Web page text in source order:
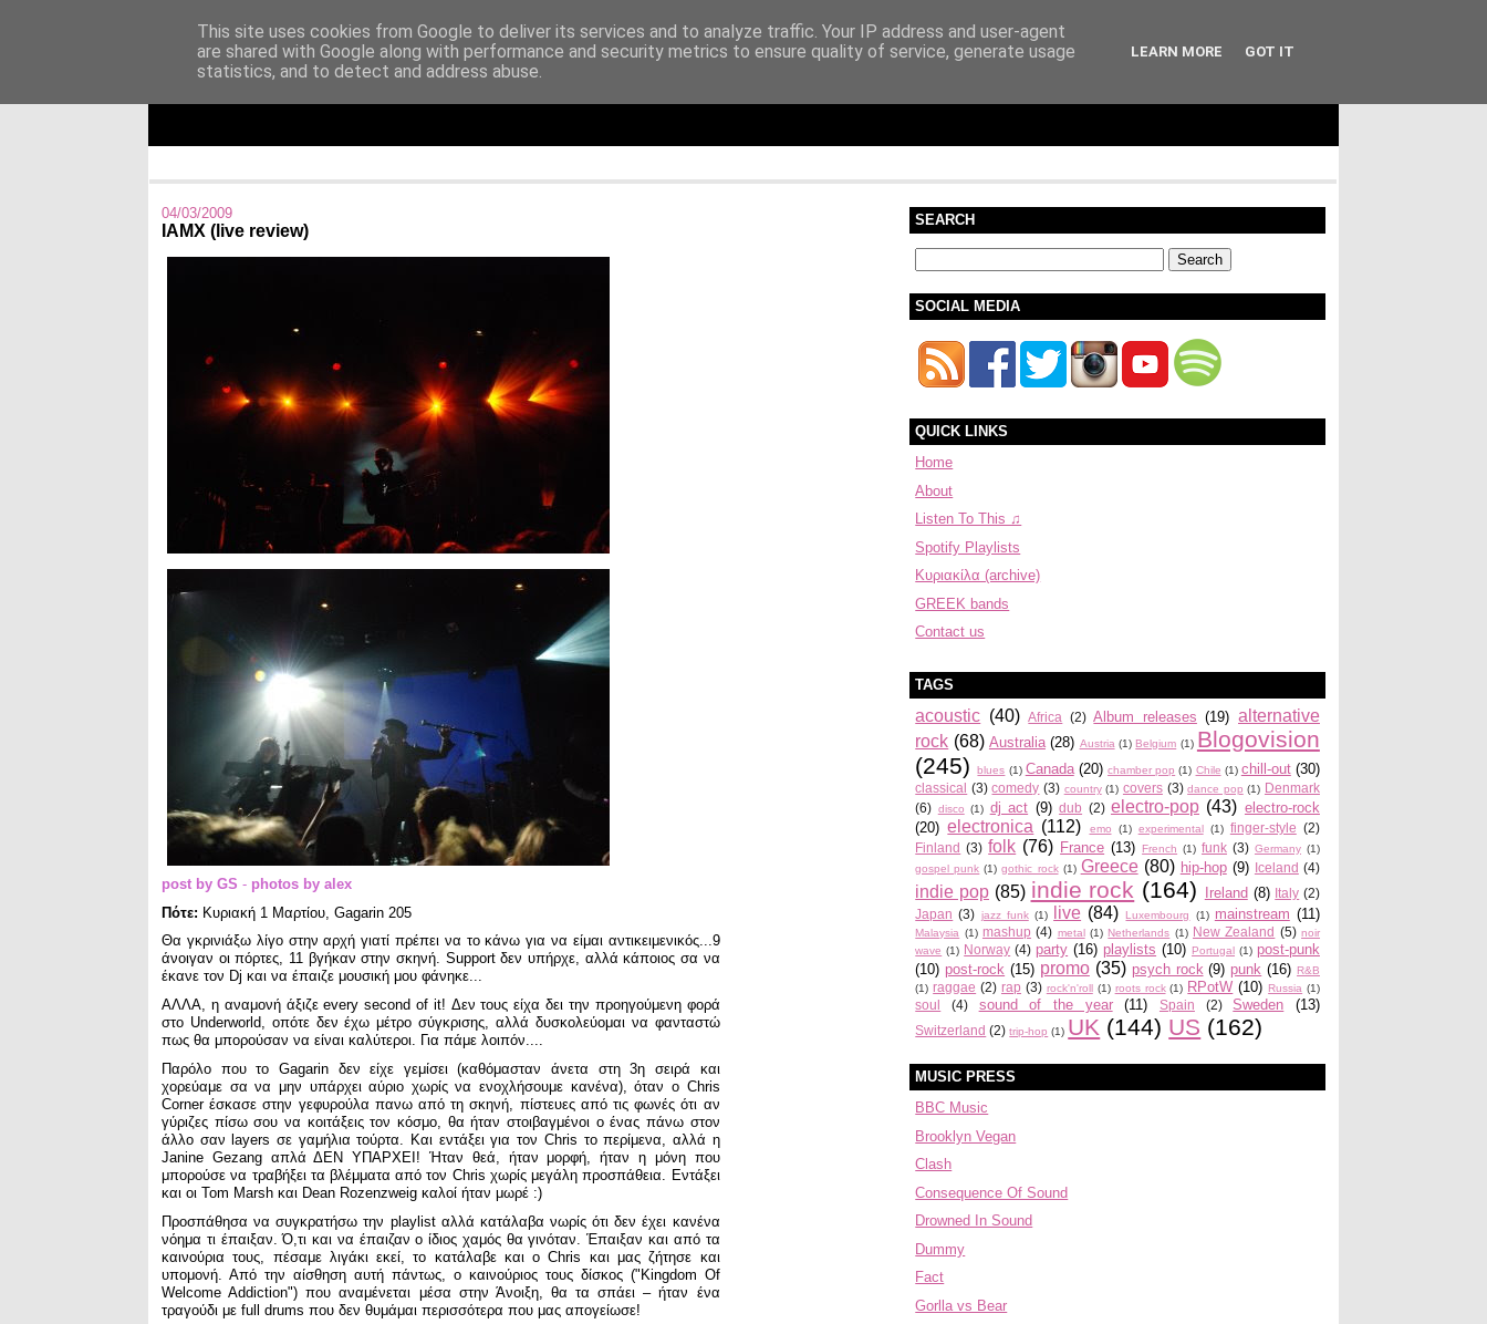
Άκου αυτό ♫
04/03/2009
IAMX (live review)
post by GS - photos by alex
Πότε: Κυριακή 1 Μαρτίου, Gagarin 205
Θα γκρινιάξω λίγο στην αρχή γιατί πρέπει να το κάνω για να είμαι αντικειμενικός...9
άνοιγαν οι πόρτες, 11 βγήκαν στην σκηνή. Support δεν υπήρχε, αλλά κάποιος σα να
έκανε τον Dj και να έπαιζε μουσική μου φάνηκε...
ΑΛΛΑ, η αναμονή άξιζε every second of it! Δεν τους είχα δει την προηγούμενη φορά
στο Underworld, οπότε δεν έχω μέτρο σύγκρισης, αλλά δυσκολεύομαι να φανταστώ
πως θα μπορούσαν να είναι καλύτεροι. Για πάμε λοιπόν....
Παρόλο που το Gagarin δεν είχε γεμίσει (καθόμασταν άνετα στη 3η σειρά και
χορεύαμε σα να μην υπάρχει αύριο χωρίς να ενοχλήσουμε κανένα), όταν ο Chris
Corner έσκασε στην γεφυρούλα πανω από τη σκηνή, πίστευες από τις φωνές ότι αν
γύριζες πίσω σου να κοιτάξεις τον κόσμο, θα ήταν στοιβαγμένοι ο ένας πάνω στον
άλλο σαν layers σε γαμήλια τούρτα. Και εντάξει για τον Chris το περίμενα, αλλά η
Janine Gezang απλά ΔΕΝ ΥΠΑΡΧΕΙ! Ήταν θεά, ήταν μορφή, ήταν η μόνη που
μπορούσε να τραβήξει τα βλέμματα από τον Chris χωρίς μεγάλη προσπάθεια. Εντάξει
και οι Tom Marsh και Dean Rozenzweig καλοί ήταν μωρέ :)
Προσπάθησα να συγκρατήσω την playlist αλλά κατάλαβα νωρίς ότι δεν έχει κανένα
νόημα τι έπαιξαν. Ό,τι και να έπαιζαν ο ίδιος χαμός θα γινόταν. Έπαιξαν και από τα
καινούρια τους, πέσαμε λιγάκι εκεί, το κατάλαβε και ο Chris και μας ζήτησε και
υπομονή. Από την αίσθηση αυτή πάντως, ο καινούριος τους δίσκος ("Kingdom Of
Welcome Addiction") που αναμένεται μέσα στην Άνοιξη, θα τα σπάει – ήταν ένα
τραγούδι με full drums που δεν θυμάμαι περισσότερα που μας απογείωσε!
SEARCH
SOCIAL MEDIA
QUICK LINKS
Home
About
Listen To This ♫
Spotify Playlists
Κυριακίλα (archive)
GREEK bands
Contact us
TAGS
acoustic (40) Africa (2) Album releases (19) alternative
rock (68) Australia (28) Austria (1) Belgium (1) Blogovision
(245)
blues (1) Canada (20) chamber pop (1) Chile (1) chill-out (30)
classical (3) comedy (3) country (1) covers (3) dance pop (1) Denmark
(6) disco (1) dj act (9) dub (2) electro-pop (43) electro-rock
(20) electronica (112) emo (1) experimental (1) finger-style (2)
Finland (3) folk (76) France (13) French (1) funk (3) Germany (1)
gospel punk (1) gothic rock (1) Greece (80) hip-hop (9) Iceland (4)
indie pop (85) indie rock (164) Ireland (8) Italy (2)
Japan (3) jazz funk (1) live (84) Luxembourg (1) mainstream (11)
Malaysia (1) mashup (4) metal (1) Netherlands (1) New Zealand (5) noir
wave (1) Norway (4) party (16) playlists (10) Portugal (1) post-punk
(10) post-rock (15) promo (35) psych rock (9) punk (16) R&B
(1) raggae (2) rap (3) rock'n'roll (1) roots rock (1) RPotW (10) Russia (1)
soul (4) sound of the year (11) Spain (2) Sweden (13)
Switzerland (2) trip-hop (1) UK (144) US (162)
MUSIC PRESS
BBC Music
Brooklyn Vegan
Clash
Consequence Of Sound
Drowned In Sound
Dummy
Fact
Gorlla vs Bear
This site uses cookies from Google to deliver its services and to analyze traffic. Your IP address and user-agent
are shared with Google along with performance and security metrics to ensure quality of service, generate usage
statistics, and to detect and address abuse.
LEARN MORE GOT IT